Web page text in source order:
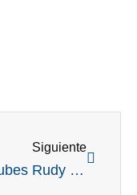
Siguiente
Interclubes Rudy Tron: el Jockey Club se prepara para otra gala record